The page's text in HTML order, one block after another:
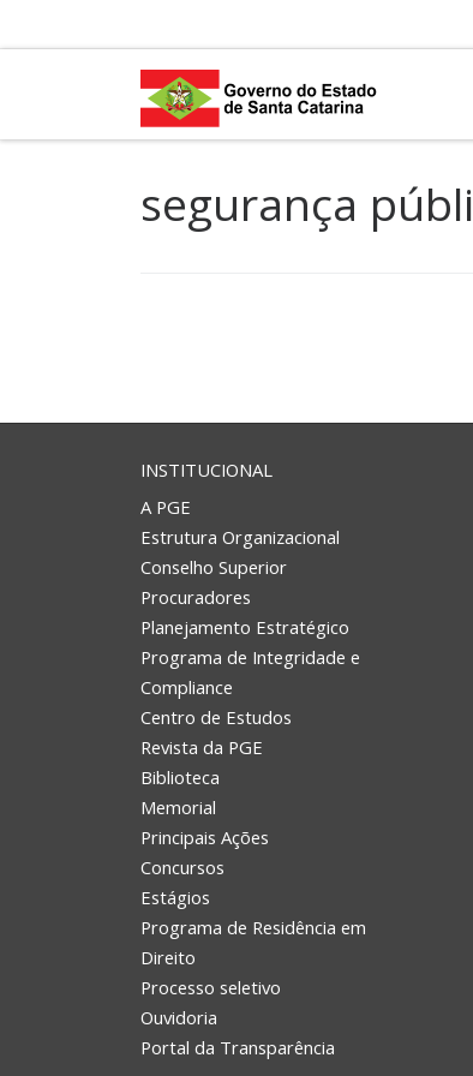
segurança
INSTITUCIONAL
A PGE
Estrutura Organizacional
Conselho Superior
Procuradores
Planejamento Estratégico
Programa de Integridade e
Compliance
Centro de Estudos
Revista da PGE
Biblioteca
Memorial
Principais Ações
Concursos
Estágios
Programa de Residência em
Direito
Processo seletivo
Ouvidoria
Portal da Transparência